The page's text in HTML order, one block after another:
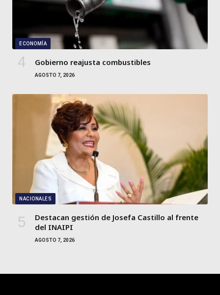
ECONOMÍA
Gobierno reajusta combustibles
AGOSTO 7, 2026
NACIONALES
Destacan gestión de Josefa Castillo al frente
del INAIPI
AGOSTO 7, 2026